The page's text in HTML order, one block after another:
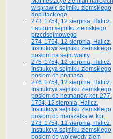
w sprawie sejmiku ziemskiego
deputackiego
273. 1754, 12 sierpnia, Halicz.
Laudum sejmiku ziemskiego
przedsejmowego
274. 1754, 12 sierpnia, Halicz.
Instrukcya sejmiku ziemskiego
posłom na sejm walny
275. 1754, 12 sierpnia, Halicz.
Instrukcya sejmiku ziemskiego
posłom do prymasa
276. 1754, 12 sierpnia, Halicz.
Instrukcya sejmiku ziemskiego
posłom do hetmanów kor. 277.
1754, 12 sierpnia, Halicz.
Instrukcya sejmiku ziemskiego
posłom do marszałka w. kor.
278. 1754, 12 sierpnia, Halicz.
Instrukcya sejmiku ziemskiego
posłom do wojewody ziem